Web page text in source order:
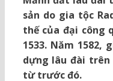
sản do gia tộc
thế của đại công
1533. Năm 1582,
dựng lâu đài trên
từ trước đó.